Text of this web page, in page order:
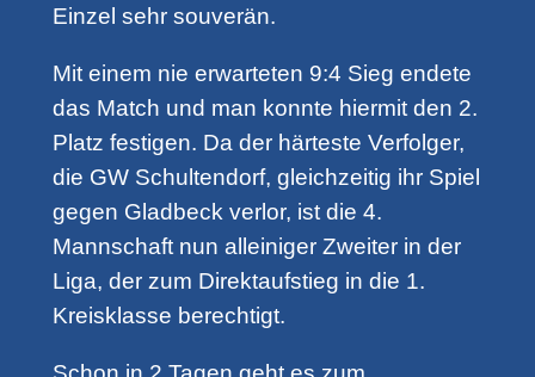
Einzel sehr souverän.
Mit einem nie erwarteten 9:4 Sieg endete
das Match und man konnte hiermit den 2.
Platz festigen. Da der härteste Verfolger,
die GW Schultendorf, gleichzeitig ihr Spiel
gegen Gladbeck verlor, ist die 4.
Mannschaft nun alleiniger Zweiter in der
Liga, der zum Direktaufstieg in die 1.
Kreisklasse berechtigt.